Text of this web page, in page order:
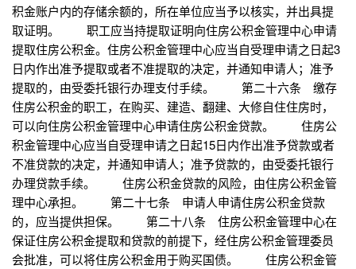
积金账户内的存储余额的，所在单位应当予以核实，并出具提
取证明。 职工应当持提取证明向住房公积金管理中心申请
提取住房公积金。住房公积金管理中心应当自受理申请之日起3
日内作出准予提取或者不准提取的决定，并通知申请人；准予
提取的，由受委托银行办理支付手续。 第二十六条 缴存
住房公积金的职工，在购买、建造、翻建、大修自住住房时，
可以向住房公积金管理中心申请住房公积金贷款。 住房公
积金管理中心应当自受理申请之日起15日内作出准予贷款或者
不准贷款的决定，并通知申请人；准予贷款的，由受委托银行
办理贷款手续。 住房公积金贷款的风险，由住房公积金管
理中心承担。 第二十七条 申请人申请住房公积金贷款
的，应当提供担保。 第二十八条 住房公积金管理中心在
保证住房公积金提取和贷款的前提下，经住房公积金管理委员
会批准，可以将住房公积金用于购买国债。 住房公积金管